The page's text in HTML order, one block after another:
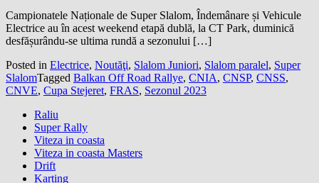
Campionatele Naționale de Super Slalom, Îndemânare și Vehicule
Electrice au în acest weekend etapă dublă, la CT Park, duminică
desfășurându-se ultima rundă a sezonului […]
Posted in Electrice, Noutăţi, Slalom Juniori, Slalom paralel, Super
SlalomTagged Balkan Off Road Rallye, CNIA, CNSP, CNSS,
CNVE, Cupa Stejeret, FRAS, Sezonul 2023
Raliu
Super Rally
Viteza in coasta
Viteza in coasta Masters
Drift
Karting